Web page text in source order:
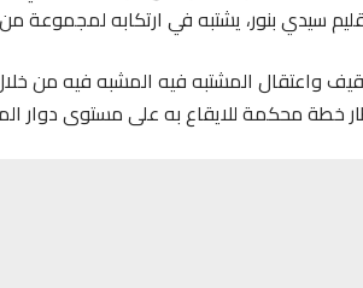
سيدي بنور، يشتبه في ارتكابه لمجموعة
واعتقال المشتبه فيه المشبه فيه من
خطة محكمة للايقاع به على مستوى دوار